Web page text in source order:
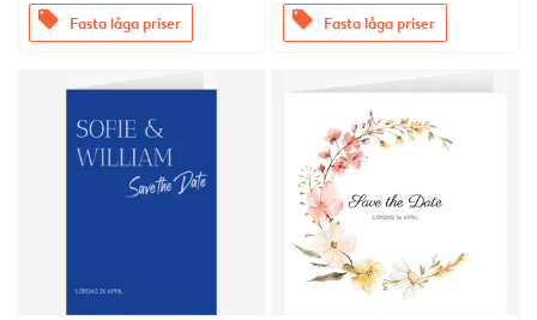
offers Fasta låga priser offers Fasta låga priser